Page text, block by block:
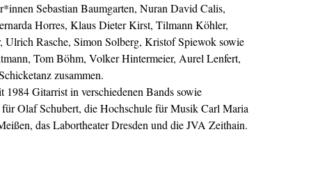
Sebastian Baumgarten, Nuran David Calis,
Horres, Klaus Dieter Kirst, Tilmann Köhler,
Ulrich Rasche, Simon Solberg, Kristof Spiewok sowie
Tom Böhm, Volker Hintermeier, Aurel Lenfert,
zusammen.
Gitarrist in verschiedenen Bands sowie
Olaf Schubert, die Hochschule für Musik Carl Maria
das Labortheater Dresden und die JVA Zeithain.